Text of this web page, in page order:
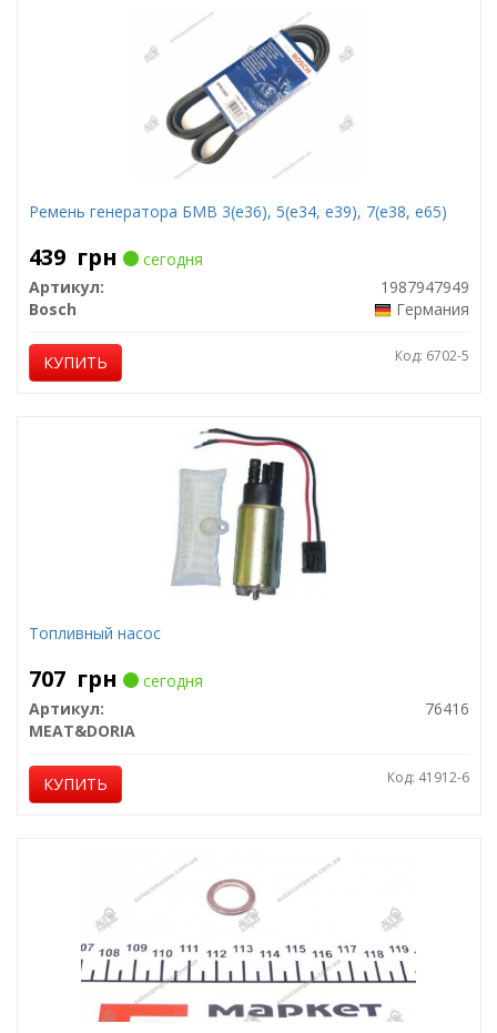
Ремень генератора БМВ 3(е36), 5(е34, е39), 7(е38, е65)
439 грн
сегодня
Артикул:
1987947949
Bosch
Германия
КУПИТЬ Код: 6702-5
Топливный насос
707 грн
сегодня
Артикул:
76416
MEAT&DORIA
КУПИТЬ Код: 41912-6